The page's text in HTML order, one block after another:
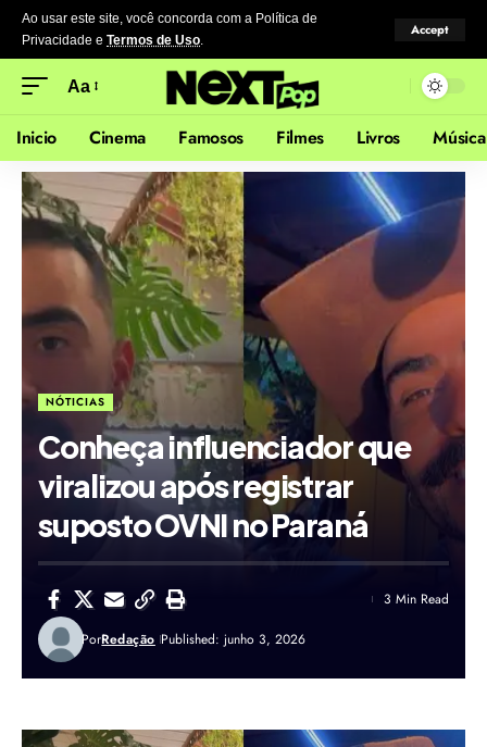
Ao usar este site, você concorda com a Política de
Privacidade e Termos de Uso.
Accept
Aa
Inicio Cinema Famosos Filmes Livros Música
NÓTICIAS
Conheça influenciador que
viralizou após registrar
suposto OVNI no Paraná
PorRedação Published: junho 3, 2026
3 Min Read